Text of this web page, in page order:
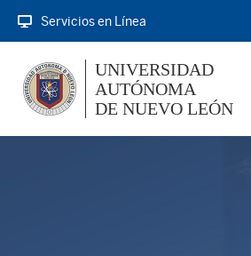
Servicios en Línea
UNIVERSIDAD
AUTÓNOMA
DE NUEVO LEÓN